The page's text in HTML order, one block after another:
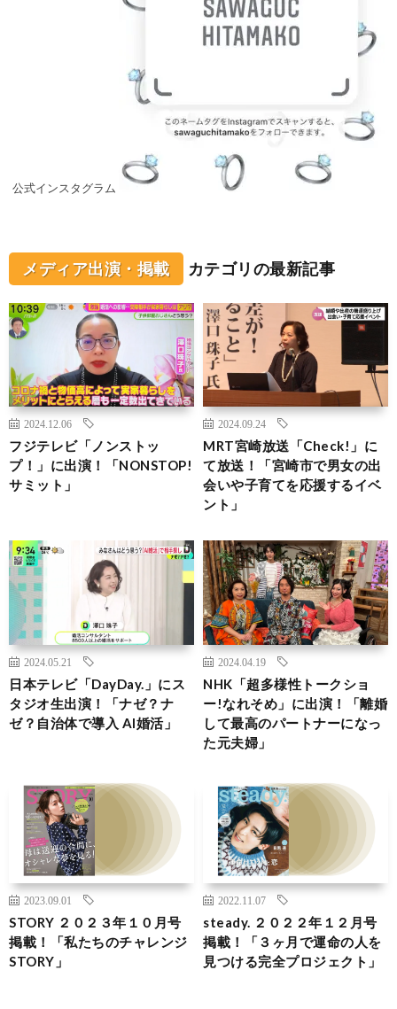
公式インスタグラム
メディア出演・掲載 カテゴリの最新記事
2024.12.06
フジテレビ「ノンストッ
プ！」に出演！「NONSTOP!
サミット」
2024.09.24
MRT宮崎放送「Check!」に
て放送！「宮崎市で男女の出
会いや子育てを応援するイベ
ント」
2024.05.21
日本テレビ「DayDay.」にス
タジオ生出演！「ナゼ？ナ
ゼ？自治体で導入 AI婚活」
2024.04.19
NHK「超多様性トークショ
ー!なれそめ」に出演！「離婚
して最高のパートナーになっ
た元夫婦」
2023.09.01
STORY ２０２３年１０月号
掲載！「私たちのチャレンジ
STORY」
2022.11.07
steady. ２０２２年１２月号
掲載！「３ヶ月で運命の人を
見つける完全プロジェクト」